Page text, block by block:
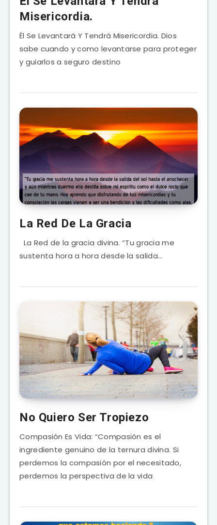
Misericordia.
Él Se Levantará Y Tendrá Misericordia. Dios
sabe cuando y como levantarse para proteger
y guiarlos a seguro destino
La Red De La Gracia
La Red de la gracia divina. “Tu gracia me
sustenta hora a hora desde la salida…
No Quiero Ser Tropiezo
Compasión Es Vida: “Compasión es el
ingrediente genuino de la ternura divina. Si
perdemos la compasión por el necesitado,
perdemos la perspectiva de la vida